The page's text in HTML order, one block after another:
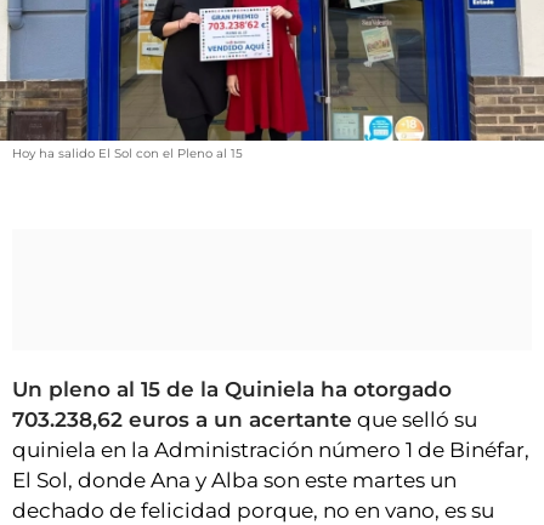
CONTACTAR
FIESTAS EN EL ALTO ARAGÓN
FIESTAS DE SAN LORENZO
AGENDA
CLUB DEL AMIGO MILITANTE
INICIAR SESIÓN
Hoy ha salido El Sol con el Pleno al 15
Un pleno al 15 de la Quiniela ha otorgado
703.238,62 euros a un acertante que selló su
quiniela en la Administración número 1 de Binéfar,
El Sol, donde Ana y Alba son este martes un
dechado de felicidad porque, no en vano, es su